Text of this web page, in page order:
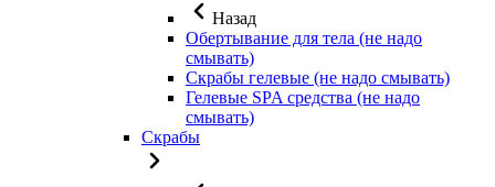
Назад
Обертывание для тела (не надо
смывать)
Скрабы гелевые (не надо смывать)
Гелевые SPA средства (не надо
смывать)
Скрабы